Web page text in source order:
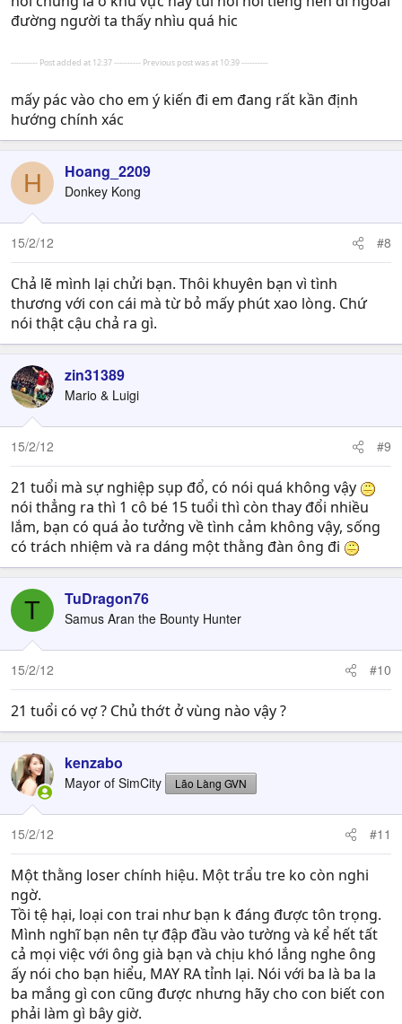
đường người ta thấy nhìu quá hic
---------- Post added at 12:37 ---------- Previous post was at 10:39 ----------
mấy pác vào cho em ý kiến đi em đang rất kần định
hướng chính xác
H Hoang_2209
Donkey Kong
15/2/12 #8
Chả lẽ mình lại chửi bạn. Thôi khuyên bạn vì tình
thương với con cái mà từ bỏ mấy phút xao lòng. Chứ
nói thật cậu chả ra gì.
zin31389
Mario & Luigi
15/2/12 #9
21 tuổi mà sự nghiệp sụp đổ, có nói quá không vậy
nói thẳng ra thì 1 cô bé 15 tuổi thì còn thay đổi nhiều
lắm, bạn có quá ảo tưởng về tình cảm không vậy, sống
có trách nhiệm và ra dáng một thằng đàn ông đi
T TuDragon76
Samus Aran the Bounty Hunter
15/2/12 #10
21 tuổi có vợ ? Chủ thớt ở vùng nào vậy ?
kenzabo
Mayor of SimCity Lão Làng GVN
15/2/12 #11
Một thằng loser chính hiệu. Một trẩu tre ko còn nghi
ngờ.
Tồi tệ hại, loại con trai như bạn k đáng được tôn trọng.
Mình nghĩ bạn nên tự đập đầu vào tường và kể hết tất
cả mọi việc với ông già bạn và chịu khó lắng nghe ông
ấy nói cho bạn hiểu, MAY RA tỉnh lại. Nói với ba là ba la
ba mắng gì con cũng được nhưng hãy cho con biết con
phải làm gì bây giờ.